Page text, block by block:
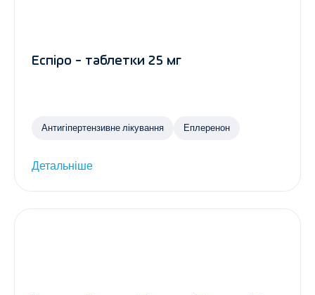
Еспіро - таблетки 25 мг
Антигіпертензивне лікування Еплеренон
Детальніше